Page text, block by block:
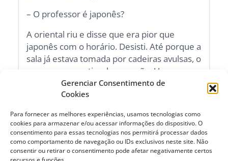
Gerenciar Consentimento de
Cookies
Para fornecer as melhores experiências, usamos tecnologias como
cookies para armazenar e/ou acessar informações do dispositivo. O
consentimento para essas tecnologias nos permitirá processar dados
como comportamento de navegação ou IDs exclusivos neste site. Não
consentir ou retirar o consentimento pode afetar negativamente certos
– O professor é japonês?
A oriental riu e disse que era pior que
japonês com o horário. Desisti. Até porque a
sala já estava tomada por cadeiras avulsas, o
que comprometia a locomoção. Uma
vistoria dos bombeiros renderia uma boa
multa e a interdição da sala. Não havia uma
Alunos não paravam de chegar. Como
formiguinhas, entravam com suas cadeiras
na cabeça e iam se encaixando onde fosse